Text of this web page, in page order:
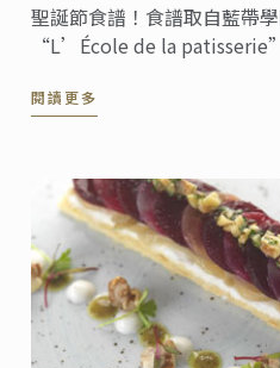
聖誕節食譜！食譜取自藍帶
“L’École de la
閱讀更多